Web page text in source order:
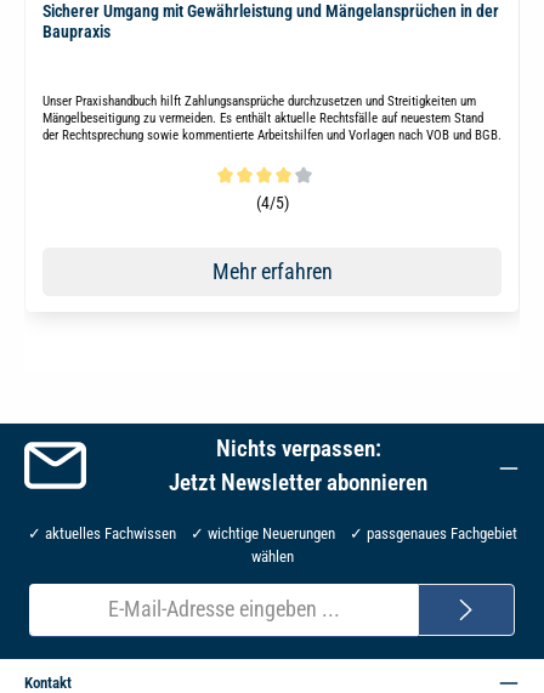
Sicherer Umgang mit Gewährleistung und Mängelansprüchen in der
Baupraxis
Unser Praxishandbuch hilft Zahlungsansprüche durchzusetzen und Streitigkeiten um
Mängelbeseitigung zu vermeiden. Es enthält aktuelle Rechtsfälle auf neuestem Stand
der Rechtsprechung sowie kommentierte Arbeitshilfen und Vorlagen nach VOB und BGB.
Durchschnittliche Bewertung von 4 von 5 Sternen
(4/5)
Mehr erfahren
Nichts verpassen:
Jetzt Newsletter abonnieren
✓ aktuelles Fachwissen ✓ wichtige Neuerungen ✓ passgenaues Fachgebiet
wählen
E-
Mail-
Adresse*
Kontakt